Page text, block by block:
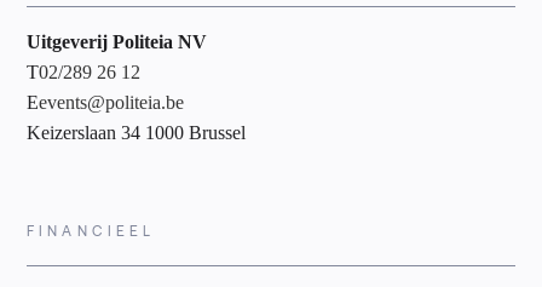
Uitgeverij Politeia NV
T02/289 26 12
Eevents@politeia.be
Keizerslaan 34 1000 Brussel
FINANCIEEL